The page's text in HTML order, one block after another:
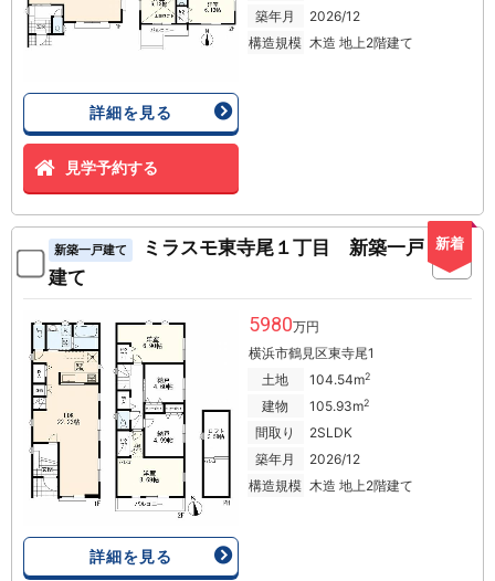
詳細を見る
見学予約する
築年月
2026/12
構造規模 木造 地上2階建て
新着
新築一戸建て
ミラスモ東寺尾１丁目 新築一戸
建て
詳細を見る
5980万円
横浜市鶴見区東寺尾1
土地
104.54m2
建物 105.93m2
間取り
2SLDK
築年月
2026/12
構造規模 木造 地上2階建て